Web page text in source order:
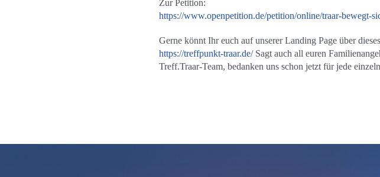
Zur Petition:
https://www.openpetition.de/petition/online/traar-bewegt-
Gerne könnt Ihr euch auf unserer Landing Page über
https://treffpunkt-traar.de/Sagt auch all euren
Treff.Traar-Team, bedanken uns schon jetzt für jede